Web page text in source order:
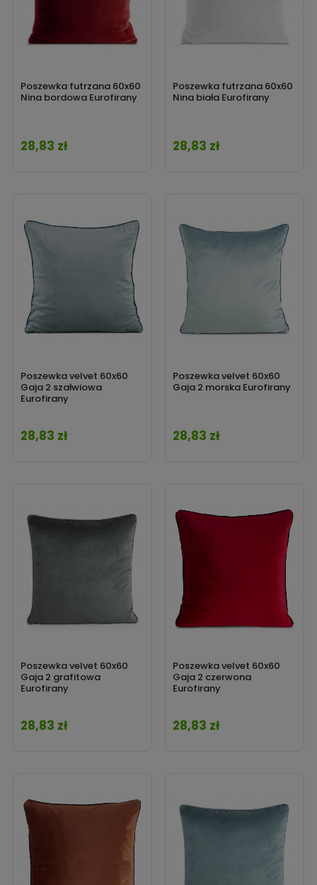
Poszewka futrzana 60x60
Nina bordowa Eurofirany
Cena
28,83 zł
Poszewka futrzana 60x60
Nina biała Eurofirany
Cena
28,83 zł
Poszewka velvet 60x60
Gaja 2 szałwiowa
Eurofirany
Cena
28,83 zł
Poszewka velvet 60x60
Gaja 2 morska Eurofirany
Cena
28,83 zł
Poszewka velvet 60x60
Gaja 2 grafitowa
Eurofirany
Cena
28,83 zł
Poszewka velvet 60x60
Gaja 2 czerwona
Eurofirany
Cena
28,83 zł